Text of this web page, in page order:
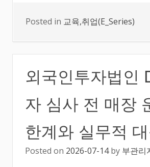
Posted in 교육,취업(E_Series)
외국인투자법인
자 심사 전 매장
한계와 실무적
Posted on 2026-07-14by 부관리